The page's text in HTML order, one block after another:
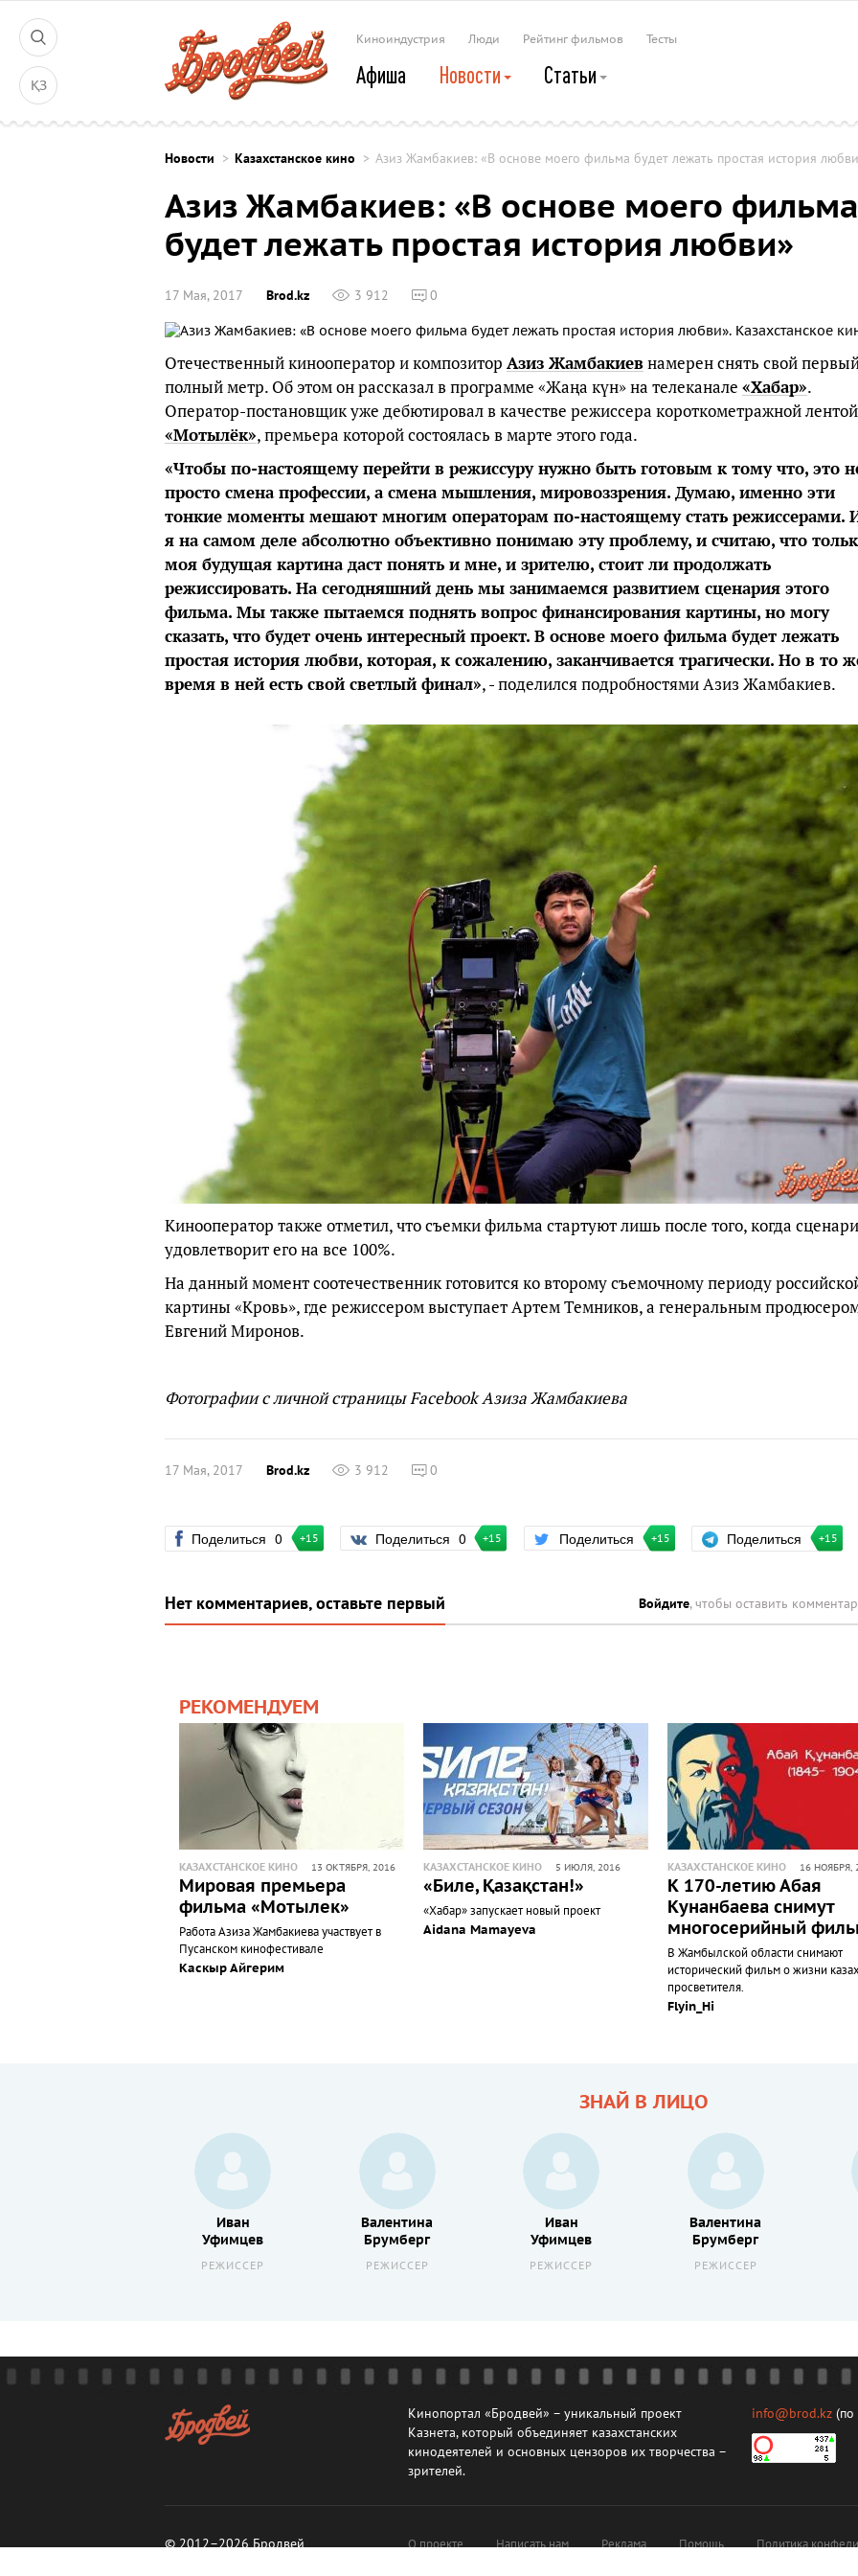
ҚЗ
Киноиндустрия Люди Рейтинг фильмов Тесты
Афиша Новости Статьи
Новости Казахстанское кино Азиз Жамбакиев: «В основе моего фильма будет лежать простая история
Азиз Жамбакиев: «В основе моего фильма
будет лежать простая история любви»
17 Мая, 2017 Brod.kz 3 912 0
Отечественный кинооператор и композитор Азиз Жамбакиевнамерен снять свой
полный метр. Об этом он рассказал в программе «Жаңа күн» на телеканале «Хабар».
Оператор-постановщик уже дебютировал в качестве режиссера короткометражной лентой
«Мотылёк», премьера которой состоялась в марте этого года.
«Чтобы по-настоящему перейти в режиссуру нужно быть готовым к тому что, это
просто смена профессии, а смена мышления, мировоззрения. Думаю, именно эти
тонкие моменты мешают многим операторам по-настоящему стать режиссерами.
я на самом деле абсолютно объективно понимаю эту проблему, и считаю, что
моя будущая картина даст понять и мне, и зрителю, стоит ли продолжать
режиссировать. На сегодняшний день мы занимаемся развитием сценария этого
фильма. Мы также пытаемся поднять вопрос финансирования картины, но могу
сказать, что будет очень интересный проект. В основе моего фильма будет лежать
простая история любви, которая, к сожалению, заканчивается трагически. Но в то
время в ней есть свой светлый финал», - поделился подробностями Азиз Жамбакиев.
Кинооператор также отметил, что съемки фильма стартуют лишь после того, когда
удовлетворит его на все 100%.
На данный момент соотечественник готовится ко второму съемочному периоду
картины «Кровь», где режиссером выступает Артем Темников, а генеральным
Евгений Миронов.
Фотографии с личной страницы Facebook Азиза Жамбакиева
17 Мая, 2017 Brod.kz 3 912 0
Поделиться 0 +15 Поделиться 0 +15 Поделиться +15 Поделиться +15
Нет комментариев, оставьте первый Войдите, чтобы оставить
РЕКОМЕНДУЕМ
КАЗАХСТАНСКОЕ КИНО 13 ОКТЯБРЯ, 2016
Мировая премьера
фильма «Мотылек»
Работа Азиза Жамбакиева участвует в
Пусанском кинофестивале
Каскыр Айгерим
КАЗАХСТАНСКОЕ КИНО 5 ИЮЛЯ, 2016
«Биле, Қазақстан!»
«Хабар» запускает новый проект
Aidana Mamayeva
КАЗАХСТАНСКОЕ КИНО 16 НОЯБРЯ,
К 170-летию Абая
Кунанбаева снимут
многосерийный
В Жамбылской области снимают
исторический фильм о жизни
просветителя.
Flyin_Hi
ЗНАЙ В ЛИЦО
Иван
Уфимцев
РЕЖИССЕР
Валентина
Брумберг
РЕЖИССЕР
Иван
Уфимцев
РЕЖИССЕР
Валентина
Брумберг
РЕЖИССЕР
Кинопортал «Бродвей» – уникальный проект
Казнета, который объединяет казахстанских
кинодеятелей и основных цензоров их творчества –
зрителей.
info@brod.kz (по
© 2012–2026 Бродвей О проекте Написать нам Реклама Помощь Политика